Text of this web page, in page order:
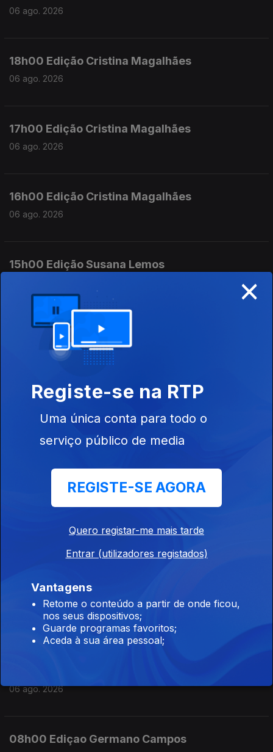
06 ago. 2026
18h00 Edição Cristina Magalhães
06 ago. 2026
17h00 Edição Cristina Magalhães
06 ago. 2026
16h00 Edição Cristina Magalhães
06 ago. 2026
15h00 Edição Susana Lemos
14h00 Edição Susana Lemos
06 ago. 2026
13h00 Edição Susana Lemos
06 ago. 2026
12h00 Edição Susana Lemos
11h00 Edição Susana Lemos
10h00 Edição Germano Campos
06 ago. 2026
06 ago. 2026
08h00 Ediçao Germano Campos
×
Registe-se na RTP
Uma única conta para todo o
serviço público de media
REGISTE-SE AGORA
Quero registar-me mais tarde
Entrar (utilizadores registados)
Vantagens
Retome o conteúdo a partir de onde ficou,
nos seus dispositivos;
Guarde programas favoritos;
Aceda à sua área pessoal;